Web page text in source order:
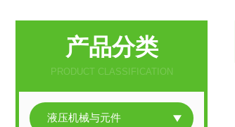
产品分类
PRODUCT CLASSIFICATION
液压机械与元件